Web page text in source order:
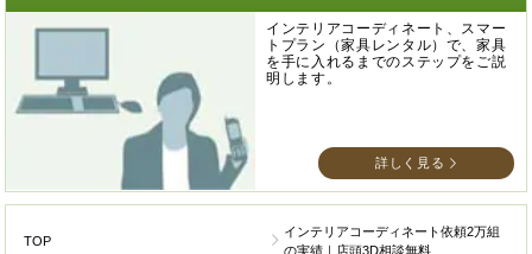
インテリアコーディネート、スマー
トプラン（家具レンタル）で、家具
を手に入れるまでのステップをご説
明します。
詳しく見る
TOP
インテリアコーディネート依頼2万組
の実績｜店頭3D相談無料